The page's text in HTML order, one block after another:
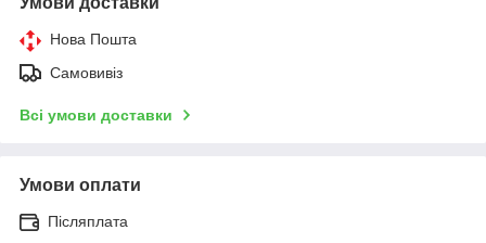
Нова Пошта
Самовивіз
Всі умови доставки
Умови оплати
Післяплата